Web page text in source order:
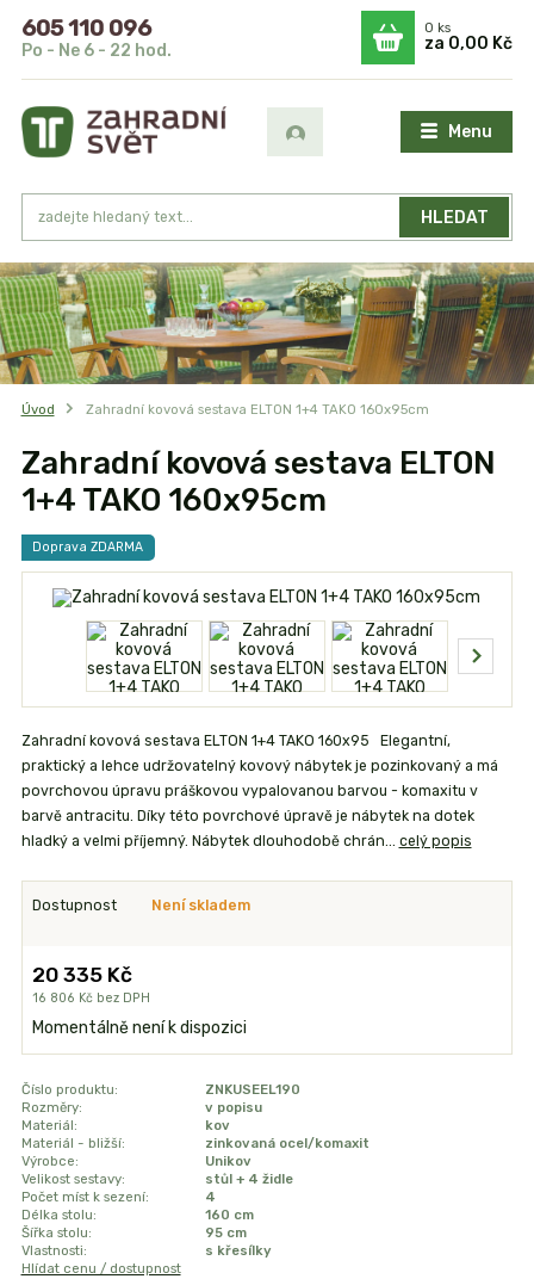
Menu
HLEDAT
605 110 096
Po - Ne 6 - 22 hod.
0ks
za 0,00 Kč
Úvod Zahradní kovová sestava ELTON 1+4 TAKO 160x95cm
Zahradní kovová sestava ELTON
1+4 TAKO 160x95cm
Doprava ZDARMA
Zahradní kovová sestava ELTON 1+4 TAKO 160x95 Elegantní,
praktický a lehce udržovatelný kovový nábytek je pozinkovaný a má
povrchovou úpravu práškovou vypalovanou barvou - komaxitu v
barvě antracitu. Díky této povrchové úpravě je nábytek na dotek
hladký a velmi příjemný. Nábytek dlouhodobě chrán... celý popis
Dostupnost Není skladem
20 335 Kč
16 806 Kč bez DPH
Momentálně není k dispozici
Číslo produktu:
ZNKUSEEL190
Rozměry:
v popisu
Materiál:
kov
Materiál - bližší:
zinkovaná ocel/komaxit
Výrobce:
Unikov
Velikost sestavy:
stůl + 4 židle
Počet míst k sezení:
4
Délka stolu:
160 cm
Šířka stolu:
95 cm
Vlastnosti:
s křesílky
Hlídat cenu / dostupnost